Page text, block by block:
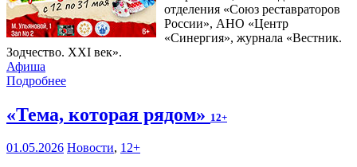
отделения «Союз реставраторов
России», АНО «Центр
«Синергия», журнала «Вестник.
Зодчество. XXI век».
Афиша
Подробнее
«Тема, которая рядом» 12+
01.05.2026 Новости, 12+